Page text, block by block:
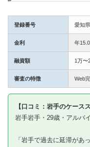
登録番号 愛知
金利 年
融資額 1万〜
審査の特徴 Web
【口コミ：岩手のケース
岩手岩手・29歳・アルバ
「岩手で過去に延滞があ